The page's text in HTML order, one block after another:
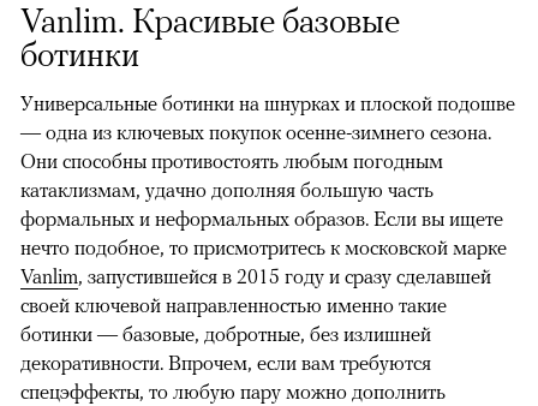
Vanlim. Красивые базовые
ботинки
Универсальные ботинки на шнурках и плоской подошве
— одна из ключевых покупок осенне-зимнего сезона.
Они способны противостоять любым погодным
катаклизмам, удачно дополняя большую часть
формальных и неформальных образов. Если вы ищете
нечто подобное, то присмотритесь к московской марке
Vanlim, запустившейся в 2015 году и сразу сделавшей
своей ключевой направленностью именно такие
ботинки — базовые, добротные, без излишней
декоративности. Впрочем, если вам требуются
спецэффекты, то любую пару можно дополнить